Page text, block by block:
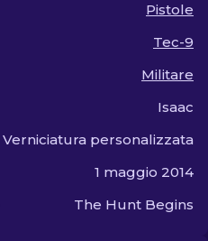
Pistole
Tec-9
Militare
Isaac
Verniciatura personalizzata
1 maggio 2014
The Hunt Begins